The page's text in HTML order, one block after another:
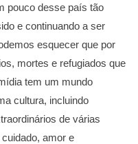
pouco desse país tão
e continuando a ser
esquecer que por
mortes e refugiados que
tem um mundo
cultura, incluindo
de várias
amor e